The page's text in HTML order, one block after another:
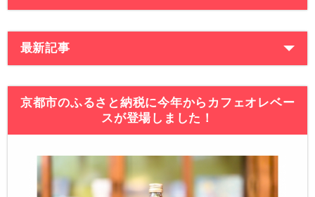
最新記事
京都市のふるさと納税に今年からカフェオレベー
スが登場しました！